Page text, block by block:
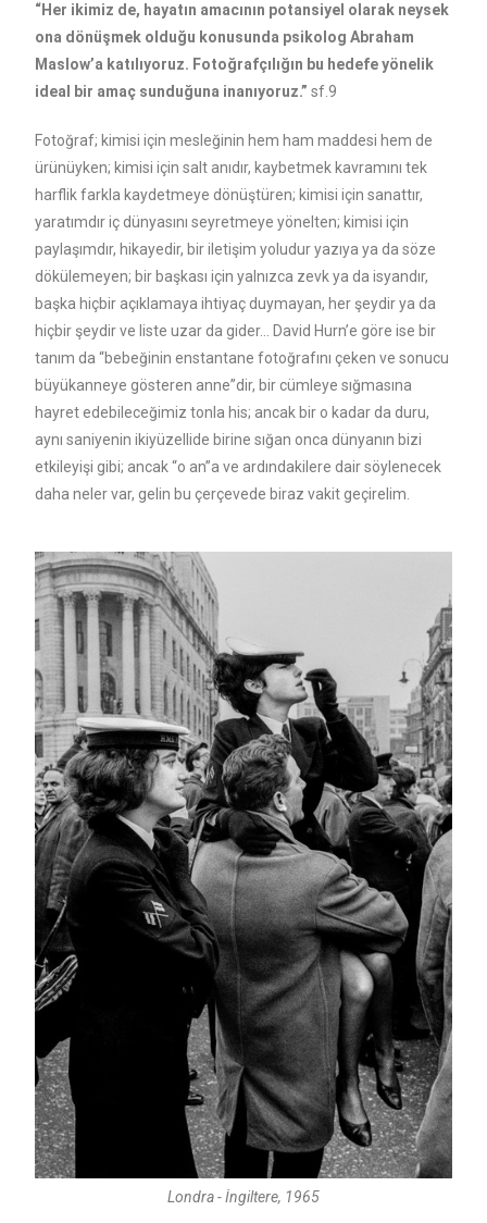
“Her ikimiz de, hayatın amacının potansiyel olarak neysek
ona dönüşmek olduğu konusunda psikolog Abraham
Maslow’a katılıyoruz. Fotoğrafçılığın bu hedefe yönelik
ideal bir amaç sunduğuna inanıyoruz.”sf.9
Fotoğraf; kimisi için mesleğinin hem ham maddesi hem de
ürünüyken; kimisi için salt anıdır, kaybetmek kavramını tek
harflik farkla kaydetmeye dönüştüren; kimisi için sanattır,
yaratımdır iç dünyasını seyretmeye yönelten; kimisi için
paylaşımdır, hikayedir, bir iletişim yoludur yazıya ya da söze
dökülemeyen; bir başkası için yalnızca zevk ya da isyandır,
başka hiçbir açıklamaya ihtiyaç duymayan, her şeydir ya da
hiçbir şeydir ve liste uzar da gider… David Hurn’e göre ise bir
tanım da “bebeğinin enstantane fotoğrafını çeken ve sonucu
büyükanneye gösteren anne”dir, bir cümleye sığmasına
hayret edebileceğimiz tonla his; ancak bir o kadar da duru,
aynı saniyenin ikiyüzellide birine sığan onca dünyanın bizi
etkileyişi gibi; ancak “o an”a ve ardındakilere dair söylenecek
daha neler var, gelin bu çerçevede biraz vakit geçirelim.
Londra - İngiltere, 1965